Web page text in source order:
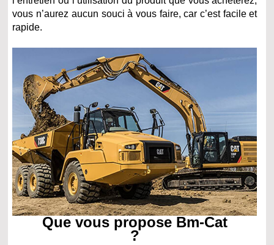
vous n’aurez aucun souci à vous faire, car c’est facile et
rapide.
Que vous propose Bm-Cat
?